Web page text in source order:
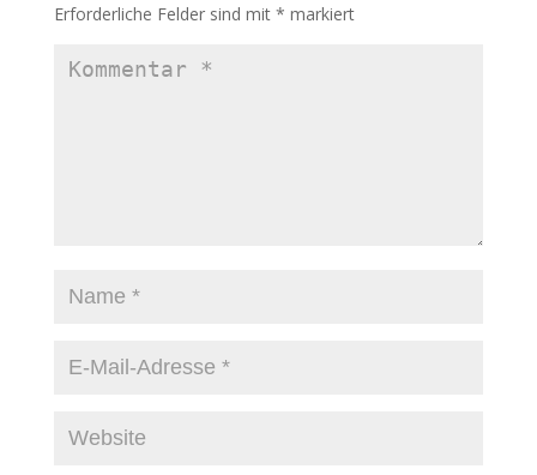
Erforderliche Felder sind mit * markiert